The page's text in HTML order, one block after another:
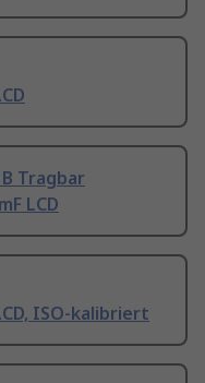
Tragbar
LCD
ISO-kalibriert